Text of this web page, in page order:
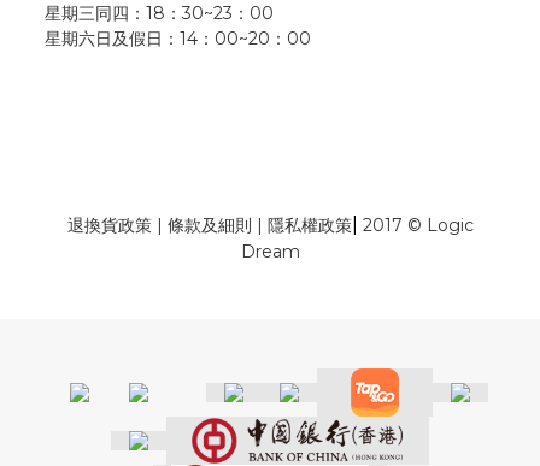
星期三同四：18：30~23：00
星期六日及假日：14：00~20：00
退換貨政策| 條款及細則 | 隱私權政策| 2017 © Logic
Dream